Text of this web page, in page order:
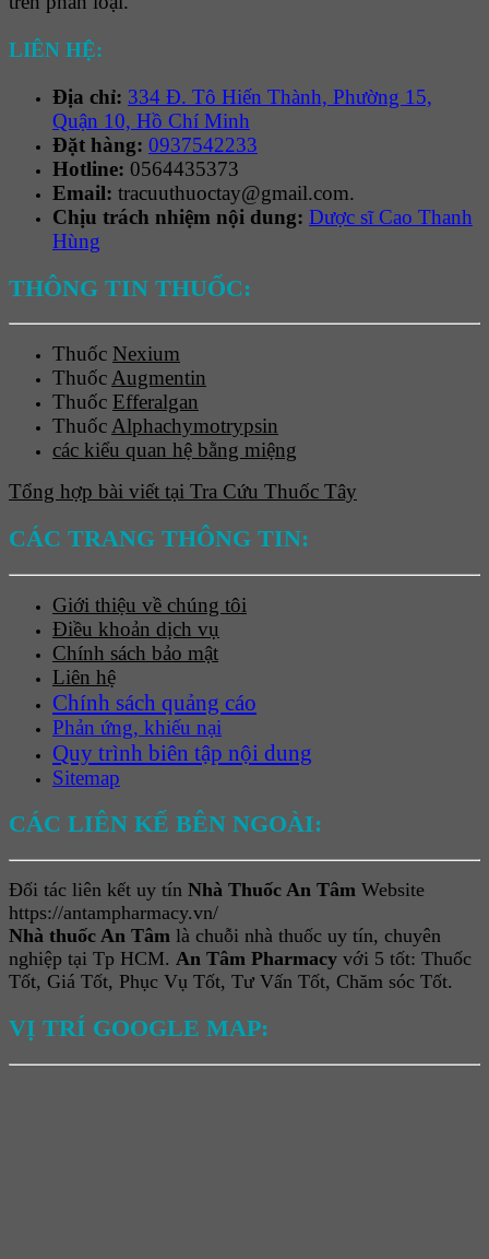
LIÊN HỆ:
Địa chỉ: 334 Đ. Tô Hiến Thành, Phường 15,
Quận 10, Hồ Chí Minh
Đặt hàng: 0937542233
Hotline: 0564435373
Email: tracuuthuoctay@gmail.com.
Chịu trách nhiệm nội dung: Dược sĩ Cao Thanh
Hùng
THÔNG TIN THUỐC:
Thuốc Nexium
ThuốcAugmentin
Thuốc Efferalgan
ThuốcAlphachymotrypsin
các kiểu quan hệ bằng miệng
Tổng hợp bài viết tại Tra Cứu Thuốc Tây
CÁC TRANG THÔNG TIN:
Giới thiệu về chúng tôi
Điều khoản dịch vụ
Chính sách bảo mật
Liên hệ
Chính sách quảng cáo
Phản ứng, khiếu nại
Quy trình biên tập nội dung
Sitemap
CÁC LIÊN KẾ BÊN NGOÀI:
Đối tác liên kết uy tín Nhà Thuốc An Tâm Website
https://antampharmacy.vn/
Nhà thuốc An Tâm là chuỗi nhà thuốc uy tín, chuyên
nghiệp tại Tp HCM. An Tâm Pharmacy với 5 tốt: Thuốc
Tốt, Giá Tốt, Phục Vụ Tốt, Tư Vấn Tốt, Chăm sóc Tốt.
VỊ TRÍ GOOGLE MAP: